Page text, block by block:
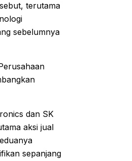
terutama
sebelumnya
dan SK
aksi jual
sepanjang